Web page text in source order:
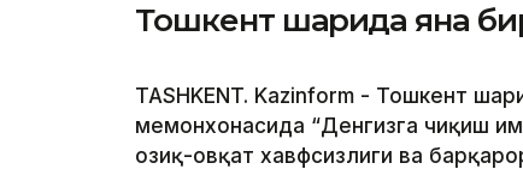
Тошкент шаҳрида яна
TASHKENT. Kazinform - Тошкент
меҳмонхонасида “Денгизга чиқиш
озиқ-овқат хавфсизлиги ва